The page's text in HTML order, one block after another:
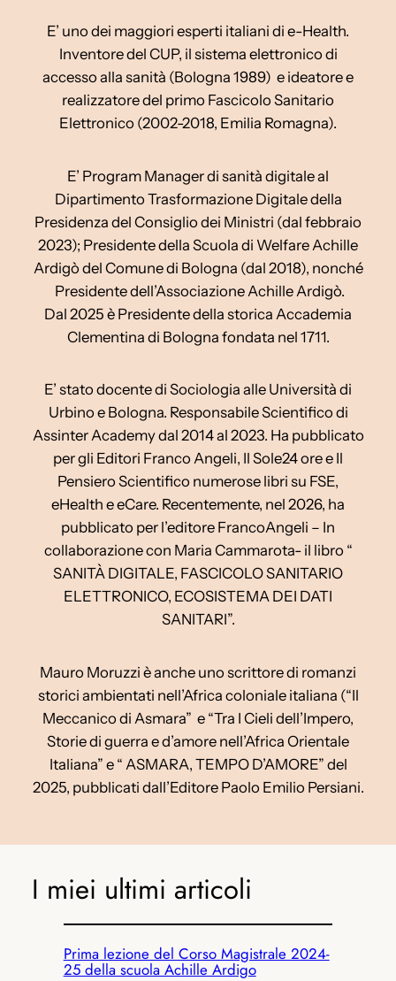
E’ uno dei maggiori esperti italiani di e-Health.
Inventore del CUP, il sistema elettronico di
accesso alla sanità (Bologna 1989) e ideatore e
realizzatore del primo Fascicolo Sanitario
Elettronico (2002-2018, Emilia Romagna).
E’ Program Manager di sanità digitale al
Dipartimento Trasformazione Digitale della
Presidenza del Consiglio dei Ministri (dal febbraio
2023); Presidente della Scuola di Welfare Achille
Ardigò del Comune di Bologna (dal 2018), nonché
Presidente dell’Associazione Achille Ardigò.
Dal 2025 è Presidente della storica Accademia
Clementina di Bologna fondata nel 1711.
E’ stato docente di Sociologia alle Università di
Urbino e Bologna. Responsabile Scientifico di
Assinter Academy dal 2014 al 2023. Ha pubblicato
per gli Editori Franco Angeli, Il Sole24 ore e Il
Pensiero Scientifico numerose libri su FSE,
eHealth e eCare. Recentemente, nel 2026, ha
pubblicato per l’editore FrancoAngeli – In
collaborazione con Maria Cammarota- il libro “
SANITÀ DIGITALE, FASCICOLO SANITARIO
ELETTRONICO, ECOSISTEMA DEI DATI
SANITARI”.
Mauro Moruzzi è anche uno scrittore di romanzi
storici ambientati nell’Africa coloniale italiana (“Il
Meccanico di Asmara” e “Tra I Cieli dell’Impero,
Storie di guerra e d’amore nell’Africa Orientale
Italiana” e “ ASMARA, TEMPO D’AMORE” del
2025, pubblicati dall’Editore Paolo Emilio Persiani.
I miei ultimi articoli
Prima lezione del Corso Magistrale 2024-
25 della scuola Achille Ardigo